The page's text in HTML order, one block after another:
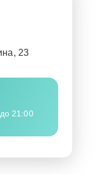
23
21:00